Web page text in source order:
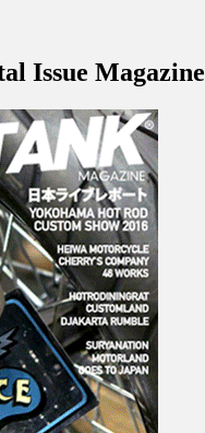
Issue Magazine